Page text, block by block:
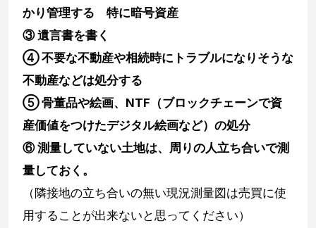
かり管理する 特に暗号資産
③ 遺言書を書く
④ 不要な不動産や相続時にトラブルになりそうな
不動産などは処分する
⑤ 骨董品や絵画、NTF（ブロックチェーンで資
産価値をつけたデジタル絵画など）の処分
⑥ 測量していない土地は、周りの人立ち合いで測
量しておく。
（隣接地の立ち合いの無い現況測量図は売買に使
用することが出来ないと思ってください）